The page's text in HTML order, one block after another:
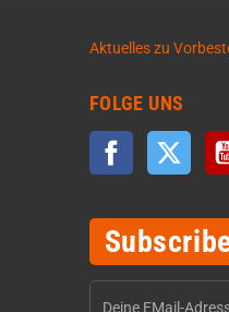
Aktuelles zu
FOLGE UNS
Facebook